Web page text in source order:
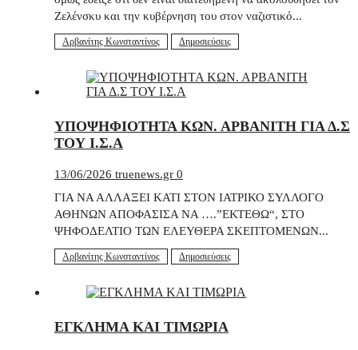
Ζελένσκυ και την κυβέρνηση του στον ναζιστικό...
Αρβανίτης Κωνσταντίνος Δημοσιεύσεις
ΥΠΟΨΗΦΙΟΤΗΤΑ ΚΩΝ. ΑΡΒΑΝΙΤΗ ΓΙΑ Δ.Σ
ΤΟΥ Ι.Σ.Α
13/06/2026 truenews.gr 0
ΓΙΑ ΝΑ ΑΛΛΑΞΕΙ ΚΑΤΙ ΣΤΟΝ ΙΑΤΡΙΚΟ ΣΥΛΛΟΓΟ
ΑΘΗΝΩΝ ΑΠΟΦΑΣΙΣΑ ΝΑ ….”ΕΚΤΕΘΩ“, ΣΤΟ
ΨΗΦΟΔΕΛΤΙΟ ΤΩΝ ΕΛΕΥΘΕΡΑ ΣΚΕΠΤΟΜΕΝΩΝ...
Αρβανίτης Κωνσταντίνος Δημοσιεύσεις
ΕΓΚΛΗΜΑ ΚΑΙ ΤΙΜΩΡΙΑ